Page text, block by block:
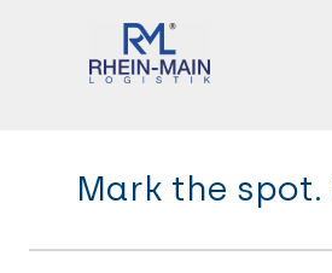
Mark the spot.